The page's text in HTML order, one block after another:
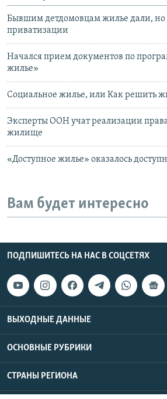
Бывшим детдомовцам жилье дали, но
приватизации
Начался прием документов по
жилье»
Социальное жилье, или Как решить
Эксперты ООН учат реализации
жилище
«Доступное жилье» оказалось
Вам будет интересно
ПОДПИШИТЕСЬ НА НАС В СОЦСЕТЯХ
ВЫХОДНЫЕ ДАННЫЕ
ОСНОВНЫЕ РУБРИКИ
СТРАНЫ РЕГИОНА